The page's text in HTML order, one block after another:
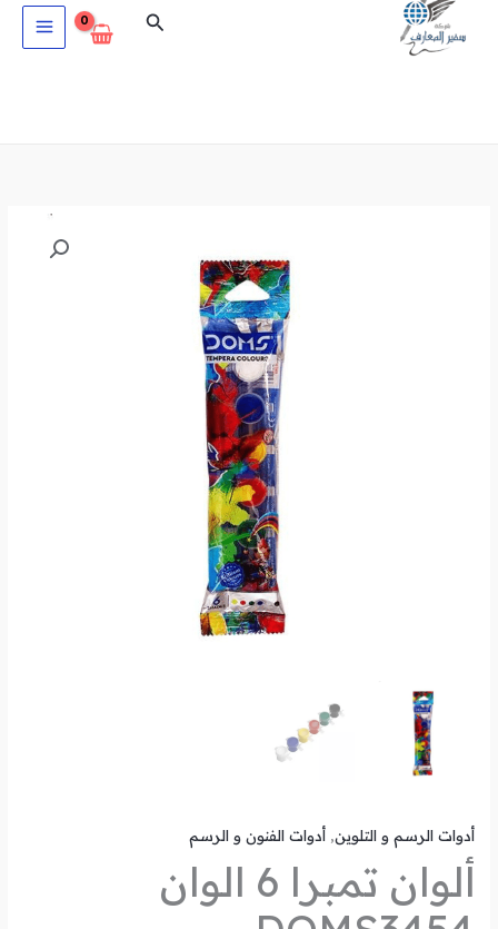
البحث
أدوات الرسم و التلوين,أدوات الفنون و الرسم
ألوان تمبرا 6 الوان